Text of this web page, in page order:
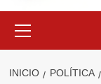
primario
INICIO POLÍTICA